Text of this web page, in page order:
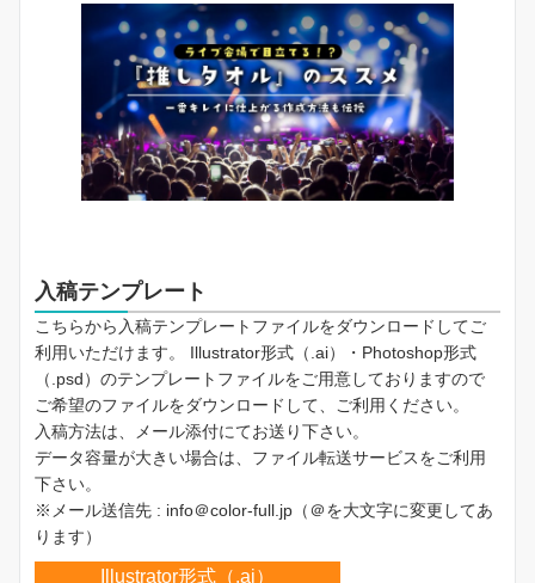
入稿テンプレート
こちらから入稿テンプレートファイルをダウンロードしてご
利用いただけます。 Illustrator形式（.ai）・Photoshop形式
（.psd）のテンプレートファイルをご用意しておりますので
ご希望のファイルをダウンロードして、ご利用ください。
入稿方法は、メール添付にてお送り下さい。
データ容量が大きい場合は、ファイル転送サービスをご利用
下さい。
※メール送信先 : info＠color-full.jp（＠を大文字に変更してあ
ります）
Illustrator形式（.ai）